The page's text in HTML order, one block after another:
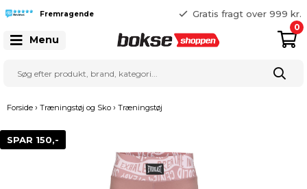
Gratis fragt over 999 kr.
25 127 127
Fremragende
Menu
0
Forside › Træningstøj og Sko › Træningstøj
SPAR 150,-